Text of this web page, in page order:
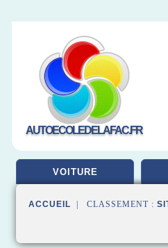
AUTOECOLEDELAFAC.FR
VOITURE
ACCUEIL | CLASSEMENT :